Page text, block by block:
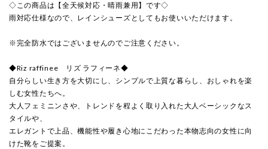
◇この商品は【全天候対応・晴雨兼用】です◇
雨対応仕様なので、レインシューズとしてもお使いいただけます。
※完全防水ではございませんのでご注意ください。
◆Riz raffinee リズ ラフィーネ◆
自分らしい生き方を大切にし、シンプルで上質な暮らし、おしゃれを楽
しむ女性たちへ。
大人フェミニンさや、トレンドを程よく取り入れた大人ベーシックなス
タイルや、
エレガントで上品、機能性や履き心地にこだわった本物志向の女性に向
けた靴をご提案。